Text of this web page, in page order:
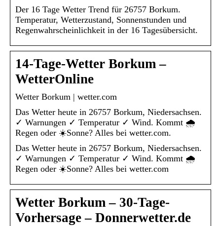
Der 16 Tage Wetter Trend für 26757 Borkum.
Temperatur, Wetterzustand, Sonnenstunden und
Regenwahrscheinlichkeit in der 16 Tagesübersicht.
14-Tage-Wetter Borkum –
WetterOnline
Wetter Borkum | wetter.com
Das Wetter heute in 26757 Borkum, Niedersachsen.
✓ Warnungen ✓ Temperatur ✓ Wind. Kommt 🌧️
Regen oder ☀️Sonne? Alles bei wetter.com.
Das Wetter heute in 26757 Borkum, Niedersachsen.
✓ Warnungen ✓ Temperatur ✓ Wind. Kommt 🌧️
Regen oder ☀️Sonne? Alles bei wetter.com
Wetter Borkum – 30-Tage-
Vorhersage – Donnerwetter.de